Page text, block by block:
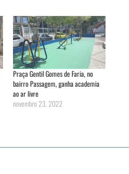
Praça Gentil Gomes de Faria, no
bairro Passagem, ganha academia
ao ar livre
novembro 23, 2022